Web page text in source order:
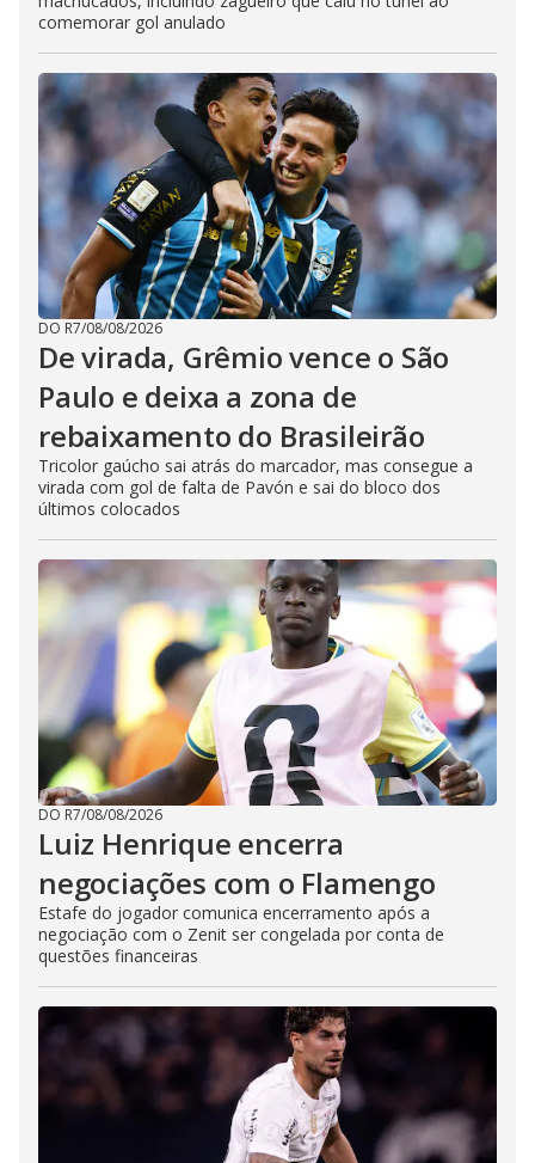
comemorar gol anulado
DO R7/08/08/2026
De virada, Grêmio vence o São
Paulo e deixa a zona de
rebaixamento do Brasileirão
Tricolor gaúcho sai atrás do marcador, mas consegue a
virada com gol de falta de Pavón e sai do bloco dos
últimos colocados
DO R7/08/08/2026
Luiz Henrique encerra
negociações com o Flamengo
Estafe do jogador comunica encerramento após a
negociação com o Zenit ser congelada por conta de
questões financeiras